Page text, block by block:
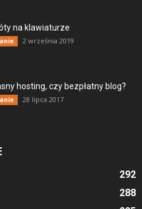
na klawiaturze
2 września 2019
hosting, czy bezpłatny blog?
28 lipca 2017
292
288